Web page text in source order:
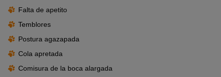
Falta de apetito
Temblores
Postura agazapada
Cola apretada
Comisura de la boca alargada